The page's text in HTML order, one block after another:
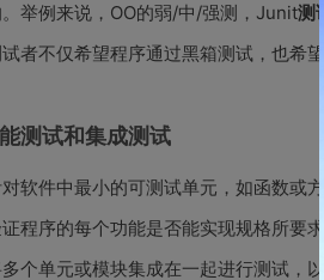
举例来说，OO的弱/中/强测，Junit测
者不仅希望程序通过黑箱测试，也希
测试和集成测试
软件中最小的可测试单元，如函数或
程序的每个功能是否能实现规格所要
个单元或模块集成在一起进行测试，